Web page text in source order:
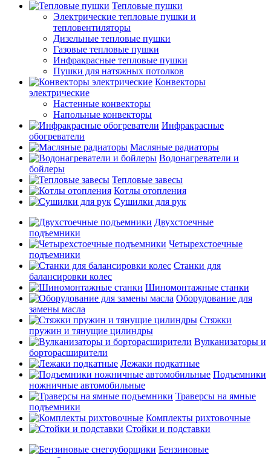
Тепловые пушки
Электрические тепловые пушки и
тепловентиляторы
Дизельные тепловые пушки
Газовые тепловые пушки
Инфракрасные тепловые пушки
Пушки для натяжных потолков
Конвекторы
электрические
Настенные конвекторы
Напольные конвекторы
Инфракрасные
обогреватели
Масляные радиаторы
Водонагреватели и
бойлеры
Тепловые завесы
Котлы отопления
Сушилки для рук
Двухстоечные
подъемники
Четырехстоечные
подъемники
Станки для
балансировки колес
Шиномонтажные станки
Оборудование для
замены масла
Стяжки
пружин и тянущие цилиндры
Вулканизаторы и
борторасширители
Лежаки подкатные
Подъемники
ножничные автомобильные
Траверсы на ямные
подъемники
Комплекты рихтовочные
Стойки и подставки
Бензиновые